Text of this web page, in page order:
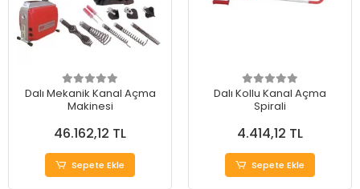
Dalı Mekanik Kanal Açma
Makinesi
46.162,12 TL
Sepete Ekle
Dalı Kollu Kanal Açma
Spirali
4.414,12 TL
Sepete Ekle